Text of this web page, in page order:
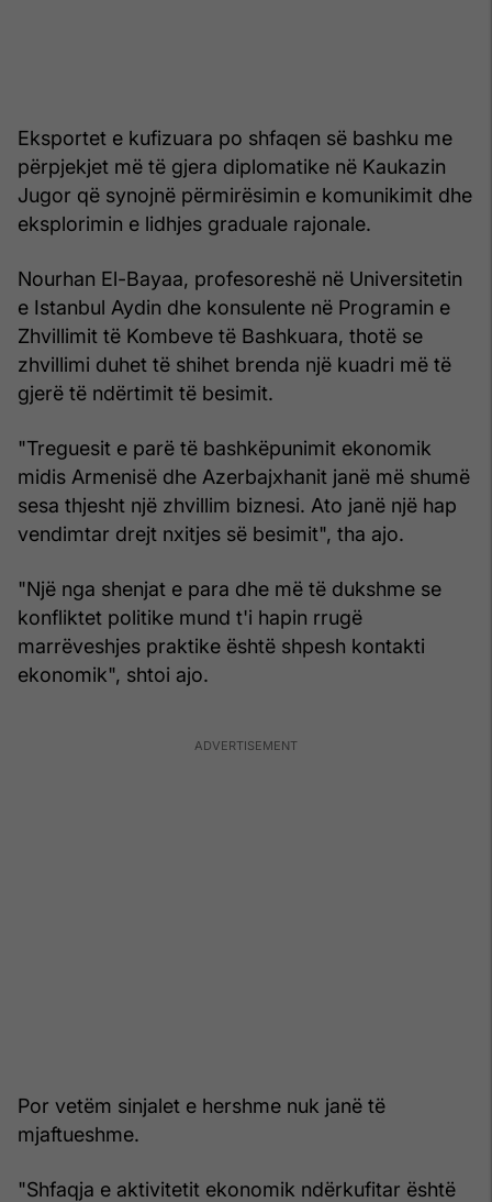
Eksportet e kufizuara po shfaqen së bashku me
përpjekjet më të gjera diplomatike në Kaukazin
Jugor që synojnë përmirësimin e komunikimit dhe
eksplorimin e lidhjes graduale rajonale.
Nourhan El-Bayaa, profesoreshë në Universitetin
e Istanbul Aydin dhe konsulente në Programin e
Zhvillimit të Kombeve të Bashkuara, thotë se
zhvillimi duhet të shihet brenda një kuadri më të
gjerë të ndërtimit të besimit.
"Treguesit e parë të bashkëpunimit ekonomik
midis Armenisë dhe Azerbajxhanit janë më shumë
sesa thjesht një zhvillim biznesi. Ato janë një hap
vendimtar drejt nxitjes së besimit", tha ajo.
"Një nga shenjat e para dhe më të dukshme se
konfliktet politike mund t'i hapin rrugë
marrëveshjes praktike është shpesh kontakti
ekonomik", shtoi ajo.
Por vetëm sinjalet e hershme nuk janë të
mjaftueshme.
"Shfaqja e aktivitetit ekonomik ndërkufitar është